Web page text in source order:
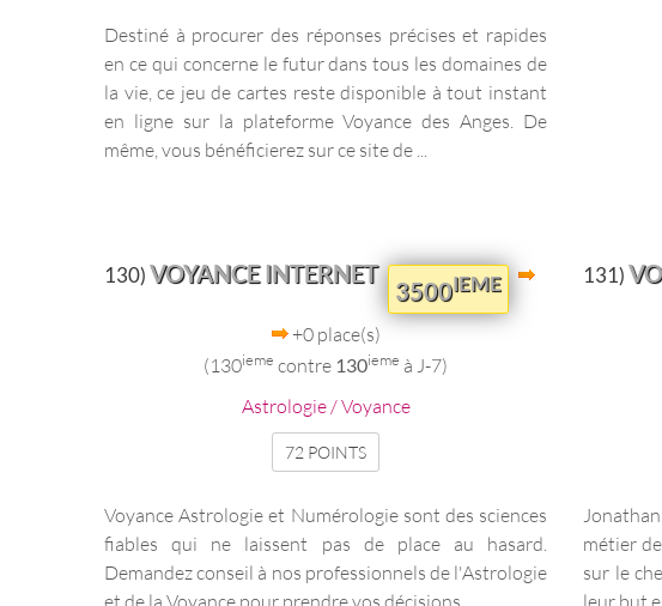
Destiné à procurer des réponses précises et rapides
en ce qui concerne le futur dans tous les domaines de
la vie, ce jeu de cartes reste disponible à tout instant
en ligne sur la plateforme Voyance des Anges. De
même, vous bénéficierez sur ce site de ...
130)VOYANCE INTERNET
3500IEME
+0 place(s)
(130ieme contre 130ieme à J-7)
Astrologie / Voyance
72 POINTS
Voyance Astrologie et Numérologie sont des sciences
fiables qui ne laissent pas de place au hasard.
Demandez conseil à nos professionnels de l'Astrologie
et de la Voyance pour prendre vos décisions ...
131)
métier
sur le
leur but